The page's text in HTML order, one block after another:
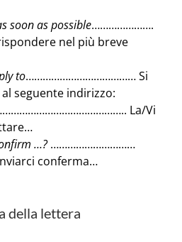
soon as possible………………….
nel più breve
to………………………………… Si
seguente indirizzo:
La/Vi
…?…………………………
conferma…
della lettera